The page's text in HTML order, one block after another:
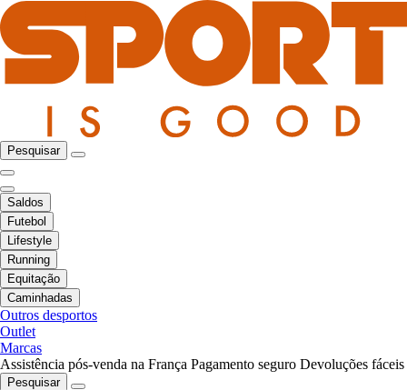
Pesquisar
Saldos
Futebol
Lifestyle
Running
Equitação
Caminhadas
Outros desportos
Outlet
Marcas
Assistência pós-venda na França Pagamento seguro Devoluções fáceis
Pesquisar